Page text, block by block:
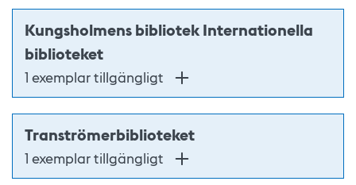
Kungsholmens bibliotek Internationella
biblioteket
1 exemplar tillgängligt
Tranströmerbiblioteket
1 exemplar tillgängligt